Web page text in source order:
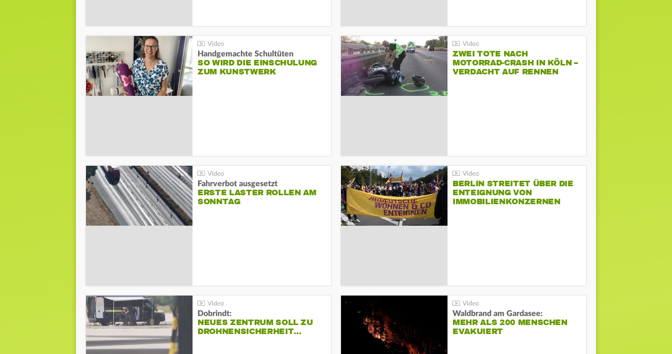
Handgemachte Schultüten
SO WIRD DIE EINSCHULUNG
ZUM KUNSTWERK
ZWEI TOTE NACH
MOTORRAD-CRASH IN KÖLN –
VERDACHT AUF RENNEN
Fahrverbot ausgesetzt
ERSTE LASTER ROLLEN AM
SONNTAG
BERLIN STREITET ÜBER DIE
ENTEIGNUNG VON
IMMOBILIENKONZERNEN
Dobrindt:
NEUES ZENTRUM SOLL ZU
DROHNENSICHERHEIT…
Waldbrand am Gardasee:
MEHR ALS 200 MENSCHEN
EVAKUIERT